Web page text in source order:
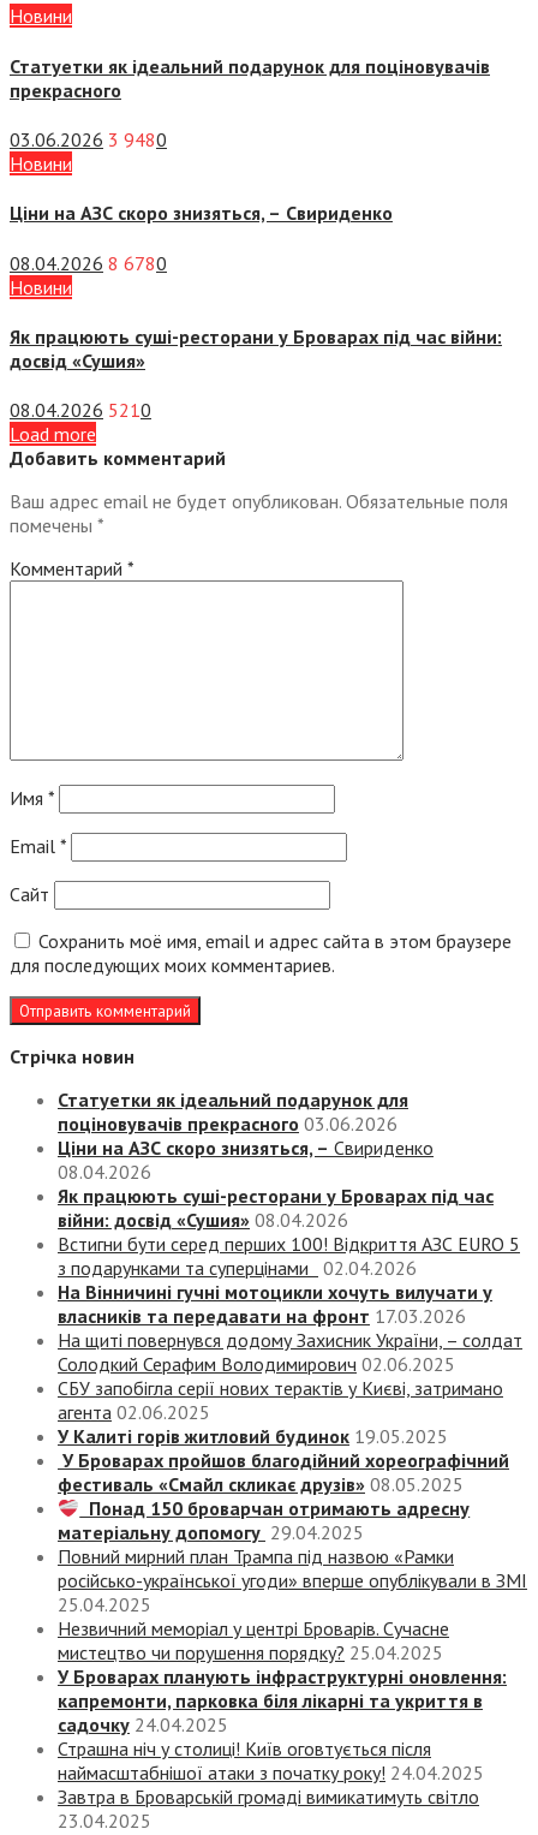
Новини
Статуетки як ідеальний подарунок для поціновувачів
прекрасного
03.06.2026 3 9480
Новини
Ціни на АЗС скоро знизяться, – Свириденко
08.04.2026 8 6780
Новини
Як працюють суші-ресторани у Броварах під час війни:
досвід «Сушия»
08.04.2026 5210
Load more
Добавить комментарий
Ваш адрес email не будет опубликован. Обязательные поля
помечены *
Комментарий *
Имя *
Email *
Сайт
Сохранить моё имя, email и адрес сайта в этом браузере
для последующих моих комментариев.
Стрічка новин
Статуетки як ідеальний подарунок для
поціновувачів прекрасного 03.06.2026
Ціни на АЗС скоро знизяться, – Свириденко
08.04.2026
Як працюють суші-ресторани у Броварах під час
війни: досвід «Сушия» 08.04.2026
Встигни бути серед перших 100! Відкриття АЗС EURO 5
з подарунками та суперцінами
02.04.2026
На Вінничині гучні мотоцикли хочуть вилучати у
власників та передавати на фронт 17.03.2026
На щиті повернувся додому Захисник України, – солдат
Солодкий Серафим Володимирович 02.06.2025
СБУ запобігла серії нових терактів у Києві, затримано
агента 02.06.2025
У Калиті горів житловий будинок 19.05.2025
У Броварах пройшов благодійний хореографічний
фестиваль «Смайл скликає друзів» 08.05.2025
Понад 150 броварчан отримають адресну
матеріальну допомогу 29.04.2025
Повний мирний план Трампа під назвою «‎Рамки
російсько-української угоди» вперше опублікували в ЗМІ
25.04.2025
Незвичний меморіал у центрі Броварів. Сучасне
мистецтво чи порушення порядку? 25.04.2025
У Броварах планують інфраструктурні оновлення:
капремонти, парковка біля лікарні та укриття в
садочку 24.04.2025
Страшна ніч у столиці! Київ оговтується після
наймасштабнішої атаки з початку року! 24.04.2025
Завтра в Броварській громаді вимикатимуть світло
23.04.2025